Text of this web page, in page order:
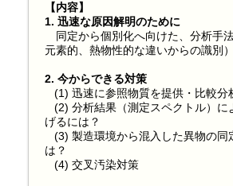
【内容】
1. 迅速な原因解明のために
同定から個別化へ向けた、分析手法
元素的、熱物性的な違いからの識別）
2. 今からできる対策
(1) 迅速に参照物質を提供・比較分
(2) 分析結果（測定スペクトル）に
げるには？
(3) 製造環境から混入した異物の同
は？
(4) 交叉汚染対策